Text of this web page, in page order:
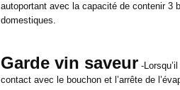
autoportant avec la capacité de contenir 3
domestiques.
Garde vin saveur -
contact avec le bouchon et l’arrête de